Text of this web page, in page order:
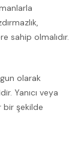
sahip olmalıdır.
olarak
Yanıcı veya
bir şekilde